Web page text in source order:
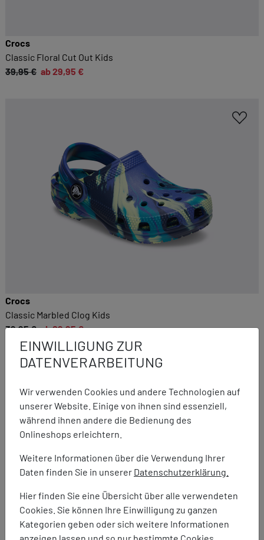
EINWILLIGUNG ZUR
DATENVERARBEITUNG
Wir verwenden Cookies und andere Technologien auf
unserer Website. Einige von ihnen sind essenziell,
während ihnen andere die Bedienung des
Onlineshops erleichtern.
Weitere Informationen über die Verwendung Ihrer
Daten finden Sie in unserer Datenschutzerklärung.
Hier finden Sie eine Übersicht über alle verwendeten
Cookies. Sie können Ihre Einwilligung zu ganzen
Kategorien geben oder sich weitere Informationen
Crocs
Classic Floral Cut Out Kids
39,95 € ab 29,95 €
Crocs
Classic Marbled Clog Kids
39,95 € ab 29,95 €